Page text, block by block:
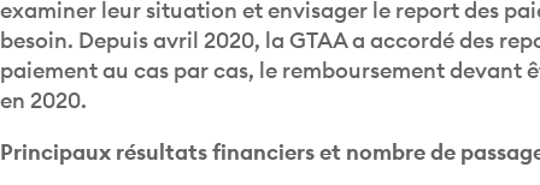
besoin. Depuis avril 2020, la GTAA a accordé des
paiement au cas par cas, le remboursement devant
en 2020.